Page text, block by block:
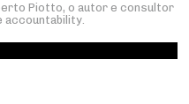
Piotto, o autor e consultor
accountability.